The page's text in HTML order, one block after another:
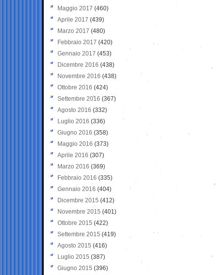
Maggio 2017 (460)
Aprile 2017 (439)
Marzo 2017 (480)
Febbraio 2017 (420)
Gennaio 2017 (453)
Dicembre 2016 (438)
Novembre 2016 (438)
Ottobre 2016 (424)
Settembre 2016 (367)
Agosto 2016 (332)
Luglio 2016 (336)
Giugno 2016 (358)
Maggio 2016 (373)
Aprile 2016 (307)
Marzo 2016 (369)
Febbraio 2016 (335)
Gennaio 2016 (404)
Dicembre 2015 (412)
Novembre 2015 (401)
Ottobre 2015 (422)
Settembre 2015 (419)
Agosto 2015 (416)
Luglio 2015 (387)
Giugno 2015 (396)